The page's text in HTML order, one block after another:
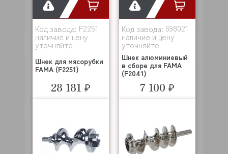
Код завода: F2251
наличие и цену
уточняйте
Шнек для мясорубки
FAMA (F2251)
28 181 ₽
Код завода: 698021
наличие и цену
уточняйте
Шнек алюминиевый
в сборе для FAMA
(F2041)
7 100 ₽